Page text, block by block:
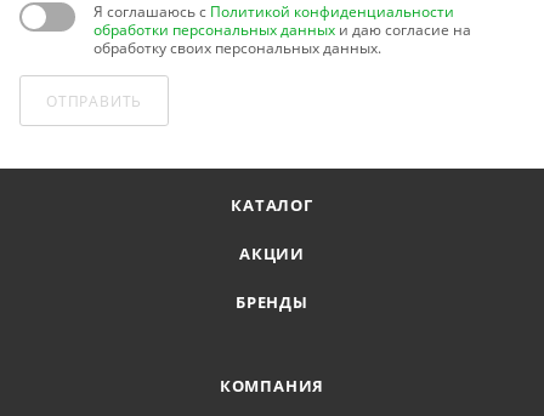
Я соглашаюсь с Политикой конфиденциальности
обработки персональных данных и даю согласие на
обработку своих персональных данных.
ОТПРАВИТЬ
КАТАЛОГ
АКЦИИ
БРЕНДЫ
КОМПАНИЯ